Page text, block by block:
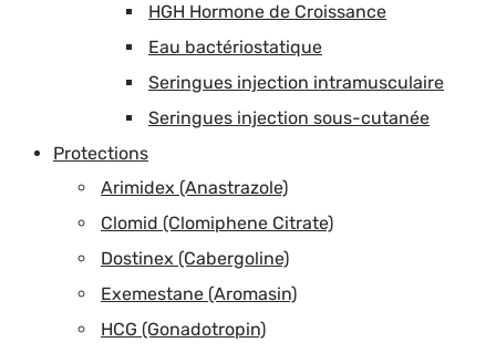
HGH Hormone de Croissance
Eau bactériostatique
Seringues injection intramusculaire
Seringues injection sous-cutanée
Protections
Arimidex (Anastrazole)
Clomid (Clomiphene Citrate)
Dostinex (Cabergoline)
Exemestane (Aromasin)
HCG (Gonadotropin)